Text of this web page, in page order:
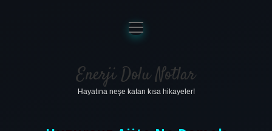
Anasayfa
Gizlilik Politikası
Yasal Uyarı
menüyü
aç
Enerji Dolu Notlar
Hayatına neşe katan kısa hikayeler!